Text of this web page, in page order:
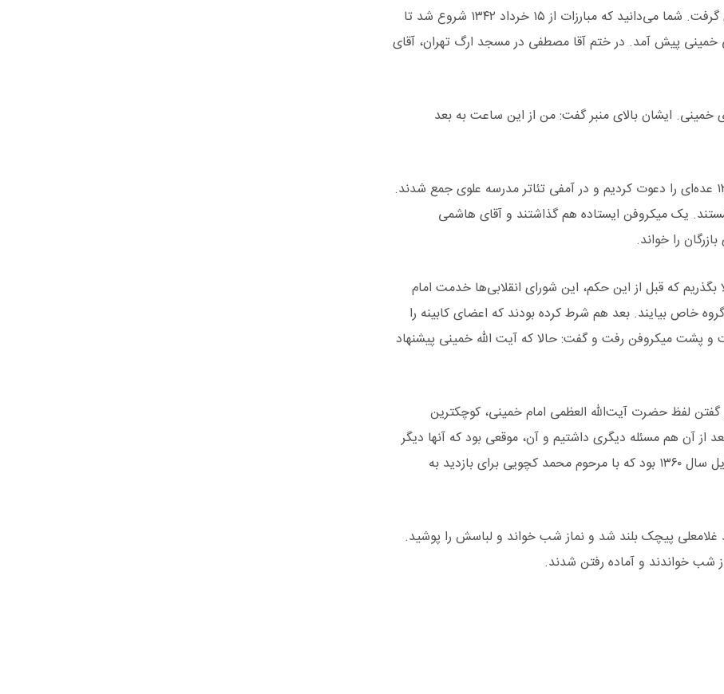
برخورد دوم، روزی بود که ایشان حکم نخست وزیری گرفت. شما می‌دانید که مبارزات از ۱۵ خرداد ۱۳۴۲ شروع شد تا
مصطفی خمینی پیش آمد. در ختم آقا مصطفی در مسجد ارگ تهران، آقای
خمینی. ایشان بالای منبر گفت: من از این ساعت به بعد
و دیگر اسم امام خمینی باقی ماند. روز ۱۶ بهمن ۱۳۵۷ عده‌ای را دعوت کردیم و در آمفی تئاتر مدرسه علوی جمع شدند.
یک میکروفن ایستاده هم گذاشتند و آقای هاشمی
را خواند.
که قبل از این حکم، این شورای انقلابی‌ها خدمت امام
خاص بیایند. بعد هم شرط کرده بودند که اعضای کابینه را
و پشت میکروفن رفت و گفت: حالا که آیت الله خمینی پیشنهاد
گفتن لفظ حضرت آیت‌الله العظمی امام خمینی، کوچکترین
از آن هم مسئله دیگری داشتیم و آن، موقعی بود که آنها دیگر
در قدرت نبودند و روزنامه میزان را داشتند. شاید اوایل سال ۱۳۶۰ بود که با مرحوم محمد کچویی برای بازدید به
غلامعلی پیچک بلند شد و نماز شب خواند و لباسش را پوشید.